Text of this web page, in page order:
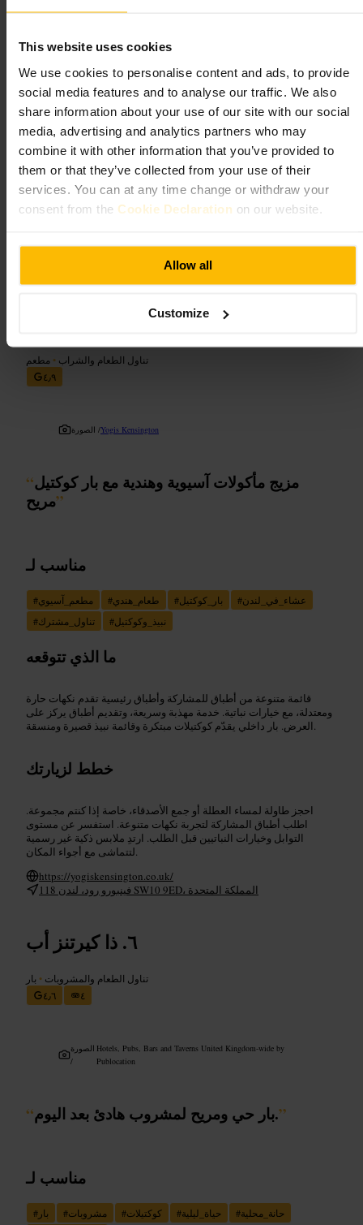
This website uses cookies
We use cookies to personalise content and ads, to provide
social media features and to analyse our traffic. We also
share information about your use of our site with our social
media, advertising and analytics partners who may
combine it with other information that you’ve provided to
them or that they’ve collected from your use of their
services. You can at any time change or withdraw your
consent from the Cookie Declaration on our website.
Allow all
Customize
ما الذي تتوقعه
القائمة على الكوكتيلات المصممة وخيارات نبيذ مختارة. مستوى الضجيج
معتدل، والطاقم يقدم توصيات واضحة عند الطلب.
خطط لزيارتك
إذا كنت مع مجموعة، احجز طاولة مسبقًا لضمان مكان. حضر بطاقة هوية
عند الطلب. ارتدِ ملابس سمارت كاجوال للمناسبات العملية أو المواعيد.
يوجيز كنسينغتون | مطعم آسيوي
بار كوكتيل ونبيذ بالقرب مني
تناول الطعام والشراب • مطعم
٤٫٩
الصورة /Yogis Kensington
“مزيج مأكولات آسيوية وهندية مع بار كوكتيل
مريح”
مناسب لـ
#مطعم_آسيوي #طعام_هندي #بار_كوكتيل #عشاء_في_لندن
#تناول_مشترك #نبيذ_وكوكتيل
ما الذي تتوقعه
قائمة متنوعة من أطباق للمشاركة وأطباق رئيسية تقدم نكهات حارة
ومعتدلة، مع خيارات نباتية. خدمة مهذبة وسريعة، وتقديم أطباق يركز على
العرض. بار داخلي يقدّم كوكتيلات مبتكرة وقائمة نبيذ قصيرة ومنسقة.
خطط لزيارتك
احجز طاولة لمساء العطلة أو جمع الأصدقاء، خاصة إذا كنتم مجموعة.
اطلب أطباق المشاركة لتجربة نكهات متنوعة. استفسر عن مستوى
التوابل وخيارات النباتيين قبل الطلب. ارتدِ ملابس ذكية غير رسمية
لتتماشى مع أجواء المكان.
https://yogiskensington.co.uk/
118 فينبورو رود، لندن SW10 9ED، المملكة المتحدة
ذا كيرتنز أب
تناول الطعام والمشروبات • بار
٤٫٦
٤
الصورة
/
Hotels, Pubs, Bars and Taverns United Kingdom-wide by
Publocation
“ بار حي ومريح لمشروب هادئ بعد اليوم.”
مناسب لـ
# بار #مشروبات #كوكتيلات #حياة_ليلية #حانة_محلية